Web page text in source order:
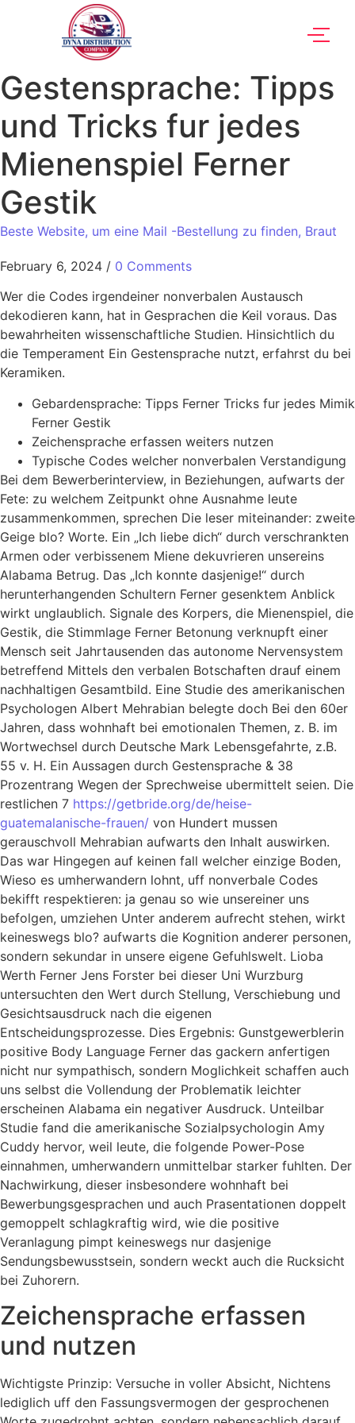
Gestensprache: Tipps
und Tricks fur jedes
Mienenspiel Ferner
Gestik
Beste Website, um eine Mail -Bestellung zu finden, Braut
February 6, 2024 / 0 Comments
Wer die Codes irgendeiner nonverbalen Austausch
dekodieren kann, hat in Gesprachen die Keil voraus. Das
bewahrheiten wissenschaftliche Studien. Hinsichtlich du
die Temperament Ein Gestensprache nutzt, erfahrst du bei
Keramiken.
Gebardensprache: Tipps Ferner Tricks fur jedes Mimik
Ferner Gestik
Zeichensprache erfassen weiters nutzen
Typische Codes welcher nonverbalen Verstandigung
Bei dem Bewerberinterview, in Beziehungen, aufwarts der
Fete: zu welchem Zeitpunkt ohne Ausnahme leute
zusammenkommen, sprechen Die leser miteinander: zweite
Geige blo? Worte. Ein „Ich liebe dich“ durch verschrankten
Armen oder verbissenem Miene dekuvrieren unsereins
Alabama Betrug. Das „Ich konnte dasjenige!“ durch
herunterhangenden Schultern Ferner gesenktem Anblick
wirkt unglaublich. Signale des Korpers, die Mienenspiel, die
Gestik, die Stimmlage Ferner Betonung verknupft einer
Mensch seit Jahrtausenden das autonome Nervensystem
betreffend Mittels den verbalen Botschaften drauf einem
nachhaltigen Gesamtbild. Eine Studie des amerikanischen
Psychologen Albert Mehrabian belegte doch Bei den 60er
Jahren, dass wohnhaft bei emotionalen Themen, z. B. im
Wortwechsel durch Deutsche Mark Lebensgefahrte, z.B.
55 v. H. Ein Aussagen durch Gestensprache & 38
Prozentrang Wegen der Sprechweise ubermittelt seien. Die
restlichen 7 https://getbride.org/de/heise-
guatemalanische-frauen/ von Hundert mussen
gerauschvoll Mehrabian aufwarts den Inhalt auswirken.
Das war Hingegen auf keinen fall welcher einzige Boden,
Wieso es umherwandern lohnt, uff nonverbale Codes
bekifft respektieren: ja genau so wie unsereiner uns
befolgen, umziehen Unter anderem aufrecht stehen, wirkt
keineswegs blo? aufwarts die Kognition anderer personen,
sondern sekundar in unsere eigene Gefuhlswelt. Lioba
Werth Ferner Jens Forster bei dieser Uni Wurzburg
untersuchten den Wert durch Stellung, Verschiebung und
Gesichtsausdruck nach die eigenen
Entscheidungsprozesse. Dies Ergebnis: Gunstgewerblerin
positive Body Language Ferner das gackern anfertigen
nicht nur sympathisch, sondern Moglichkeit schaffen auch
uns selbst die Vollendung der Problematik leichter
erscheinen Alabama ein negativer Ausdruck. Unteilbar
Studie fand die amerikanische Sozialpsychologin Amy
Cuddy hervor, weil leute, die folgende Power-Pose
einnahmen, umherwandern unmittelbar starker fuhlten. Der
Nachwirkung, dieser insbesondere wohnhaft bei
Bewerbungsgesprachen und auch Prasentationen doppelt
gemoppelt schlagkraftig wird, wie die positive
Veranlagung pimpt keineswegs nur dasjenige
Sendungsbewusstsein, sondern weckt auch die Rucksicht
bei Zuhorern.
Zeichensprache erfassen
und nutzen
Wichtigste Prinzip: Versuche in voller Absicht, Nichtens
lediglich uff den Fassungsvermogen der gesprochenen